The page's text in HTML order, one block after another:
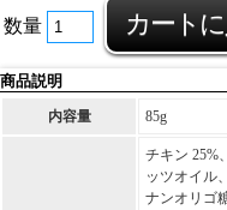
数量
商品説明
内容量 85g
チキン 25%
ッツオイル
ナンオリゴ